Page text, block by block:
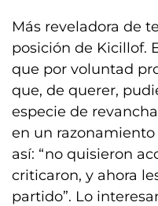
Más reveladora de
posición de Kicillof.
que por voluntad
que, de querer,
especie de
en un
así: “no quisieron
criticaron, y ahora
partido”. Lo